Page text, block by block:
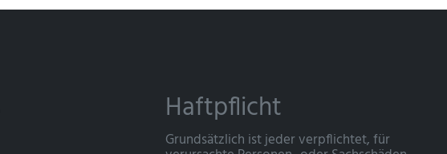
Haftpflicht
Grundsätzlich ist jeder verpflichtet, für